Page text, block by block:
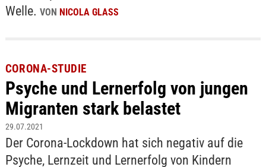
Welle. VON NICOLA GLASS
CORONA-STUDIE
Psyche und Lernerfolg von jungen
Migranten stark belastet
29.07.2021
Der Corona-Lockdown hat sich negativ auf die
Psyche, Lernzeit und Lernerfolg von Kindern